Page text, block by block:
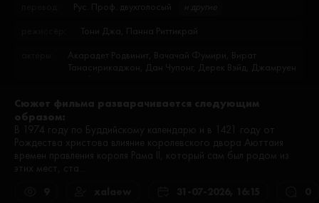
Сюжет фильма разварачивается следующим
образом:
В 1974 году по Буддийскому календарю и в 1421 году от
Рождества христова влияние королевского двора Аюттаия
времен правления короля Рама II, который сам был родом из
этих мест, ста...
Тони Джа, Панна Риттикрай
Рус. Проф. двухголосый
Акарадет Родвинит, Вачачай Фумири, Вират
Танасирикаджон, Дан Чупонг, Дерек Вэйд, Джамруен
Паттхама Пантхонг, Петчтай Вонгкамлау, Праринья
Джайратсами, Сантисук Промсири, Саруню
Вонгкраянг, Сомдет Каев-лер, Сорапонг Чатри,
Супакорн Китсувон, Сурачайджунтиматорн, Сурин
Суван, Тим Ман, Тони Джа, Филлип, Чивин